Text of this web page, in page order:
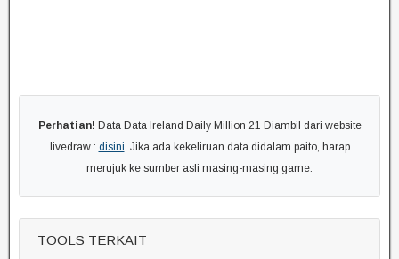
Perhatian! Data Data Ireland Daily Million 21 Diambil dari website
livedraw : disini. Jika ada kekeliruan data didalam paito, harap
merujuk ke sumber asli masing-masing game.
TOOLS TERKAIT